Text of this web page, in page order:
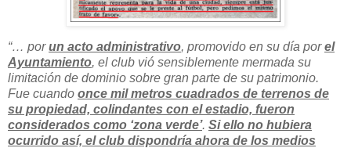
“… porun acto administrativo, promovido en su día porel
Ayuntamiento, el club vió sensiblemente mermada su
limitación de dominio sobre gran parte de su patrimonio.
Fue cuando once mil metros cuadrados de terrenos de
su propiedad, colindantes con el estadio, fueron
considerados como ‘zona verde’. Si ello no hubiera
ocurrido así, el club dispondría ahora de los medios